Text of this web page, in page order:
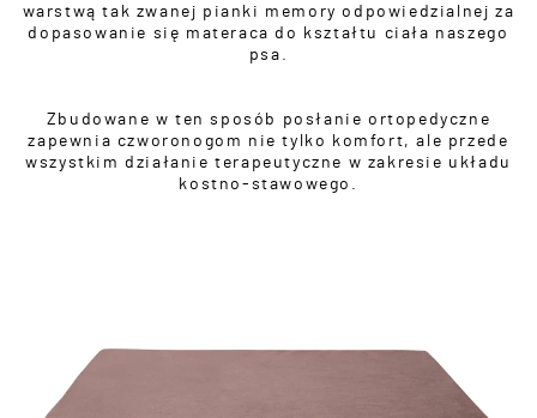
warstwą tak zwanej pianki memory odpowiedzialnej za
dopasowanie się materaca do kształtu ciała naszego
psa.
Zbudowane w ten sposób posłanie ortopedyczne
zapewnia czworonogom nie tylko komfort, ale przede
wszystkim działanie terapeutyczne w zakresie układu
kostno-stawowego.